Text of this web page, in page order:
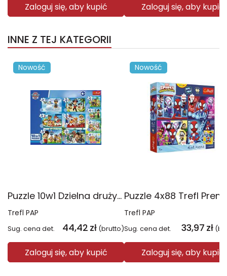
Zaloguj się, aby kupić Zaloguj się, aby kupić
INNE Z TEJ KATEGORII
Nowość
Puzzle 10w1 Dzielna drużyna Psiego Patrolu 96012
Trefl PAP
Sug. cena det. 44,42 zł (brutto)
Zaloguj się, aby kupić
Nowość
Trefl PAP
Sug. cena det. 33,97 zł
Zaloguj się, aby kupić